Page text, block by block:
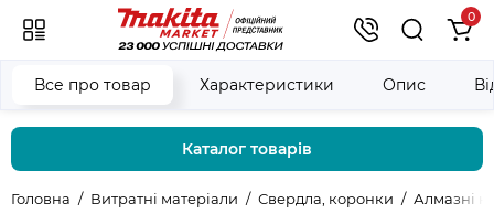
0
Каталог товарів
Головна Витратні матеріали Свердла, коронки Алмазні
Все про товар Характеристики Опис